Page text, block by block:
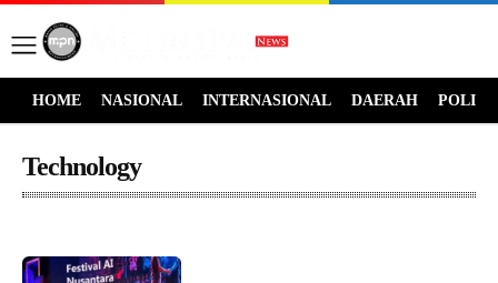
HOME NASIONAL INTERNASIONAL DAERAH
Technology